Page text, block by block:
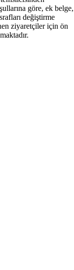
göre, ek belge,
değiştirme
ziyaretçiler için ön